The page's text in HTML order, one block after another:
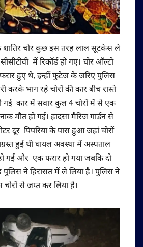
शातिर चोर कुछ इस तरह लाल सूटकेस ले
में रिकॉर्ड हो गए। चोर ऑल्टो
हुए थे, इन्हीं फुटेज के जरिए पुलिस
करके भाग रहे चोरों की कार बीच रास्ते
गई कार में सवार कुल 4 चोरों में से एक
मौत हो गई। हादसा मैरिज गार्डन से
दूर पिपरिया के पास हुआ जहां चोरों
हुई थी घायल अवस्था में अस्पताल
गई और एक फरार हो गया जबकि दो
पुलिस ने हिरासत में ले लिया है। पुलिस ने
से जप्त कर लिया है।